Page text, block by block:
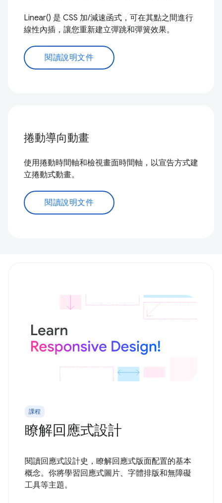
Linear() 是 CSS 加/減速函式，可在其點之間進行
線性內插，讓您重新建立彈跳和彈簧效果。
閱讀說明文件
捲動導向動畫
使用捲動時間軸和檢視畫面時間軸，以宣告方式建
立捲動式動畫。
閱讀說明文件
課程
瞭解回應式設計
閱讀回應式設計史，瞭解回應式版面配置的基本
概念。你將學習回應式圖片、字體排版和無障礙
工具等主題。